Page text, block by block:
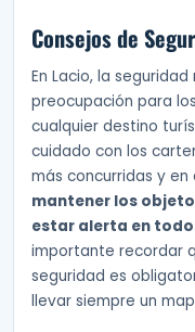
Consejos de
En Lacio, la
preocupación para
cualquier destino
cuidado con los
más concurridas y
mantener los
estar alerta en
importante recordar
seguridad es
llevar siempre un